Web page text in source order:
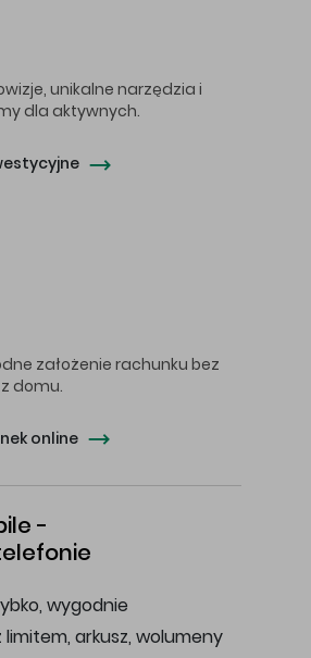
unikalne narzędzia i
dla aktywnych.
założenie rachunku bez
domu.
online
-
wygodnie
limitem, arkusz, wolumeny